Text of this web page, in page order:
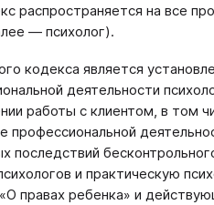
распространяется на все
— психолог).
кодекса является
деятельности
работы с клиентом, в том
профессиональной
и практическую
правах ребенка» и